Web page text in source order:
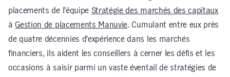
placements de l’équipe Stratégie des marchés des capitaux
àGestion de placements Manuvie. Cumulant entre eux près
de quatre décennies d’expérience dans les marchés
financiers, ils aident les conseillers à cerner les défis et les
occasions à saisir parmi un vaste éventail de stratégies de